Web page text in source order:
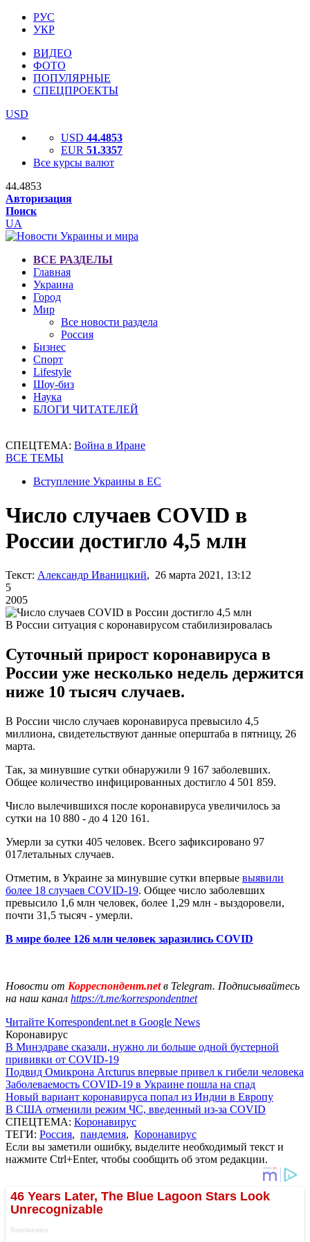
РУС
УКР
ВИДЕО
ФОТО
ПОПУЛЯРНЫЕ
СПЕЦПРОЕКТЫ
USD
USD 44.4853
EUR 51.3357
Все курсы валют
44.4853
Авторизация
Поиск
UA
ВСЕ РАЗДЕЛЫ
Главная
Украина
Город
Мир
Все новости раздела
Россия
Бизнес
Спорт
Lifestyle
Шоу-биз
Наука
БЛОГИ ЧИТАТЕЛЕЙ
СПЕЦТЕМА: Война в Иране
ВСЕ ТЕМЫ
Вступление Украины в ЕС
Число случаев COVID в
России достигло 4,5 млн
Текст: Александр Иваницкий, 26 марта 2021, 13:12
5
2005
В России ситуация с коронавирусом стабилизировалась
Суточный прирост коронавируса в
России уже несколько недель держится
ниже 10 тысяч случаев.
В России число случаев коронавируса превысило 4,5
миллиона, свидетельствуют данные оперштаба в пятницу, 26
марта.
Так, за минувшие сутки обнаружили 9 167 заболевших.
Общее количество инфицированных достигло 4 501 859.
Число вылечившихся после коронавируса увеличилось за
сутки на 10 880 - до 4 120 161.
Умерли за сутки 405 человек. Всего зафиксировано 97
017летальных случаев.
Отметим, в Украине за минувшие сутки впервые выявили
более 18 случаев COVID-19. Общее число заболевших
превысило 1,6 млн человек, более 1,29 млн - выздоровели,
почти 31,5 тысяч - умерли.
В мире более 126 млн человек заразились COVID
Новости от Корреспондент.netв Telegram. Подписывайтесь
на наш канал https://t.me/korrespondentnet
Читайте Korrespondent.net в Google News
Коронавирус
В Минздраве сказали, нужно ли больше одной бустерной
прививки от COVID-19
Подвид Омикрона Arcturus впервые привел к гибели человека
Заболеваемость COVID-19 в Украине пошла на спад
Новый вариант коронавируса попал из Индии в Европу
В США отменили режим ЧС, введенный из-за COVID
СПЕЦТЕМА: Коронавирус
ТЕГИ: Россия, пандемия, Коронавирус
Если вы заметили ошибку, выделите необходимый текст и
нажмите Ctrl+Enter, чтобы сообщить об этом редакции.